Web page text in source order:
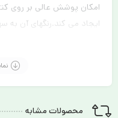
امکان پوشش عالی بر روی
ایجاد می کند.رنگهای آن به
محصولات مشابه